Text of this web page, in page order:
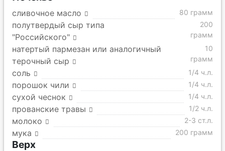
сливочное масло 80 грамм
полутвердый сыр типа
"Российского"
200
грамм
натертый пармезан или аналогичный
терочный сыр
10
грамм
соль 1/4 ч.л.
порошок чили 1/4 ч.л.
сухой чеснок 1/4 ч.л.
прованские травы 1/2 ч.л.
молоко 2-3 ст.л.
мука 200 грамм
Верх